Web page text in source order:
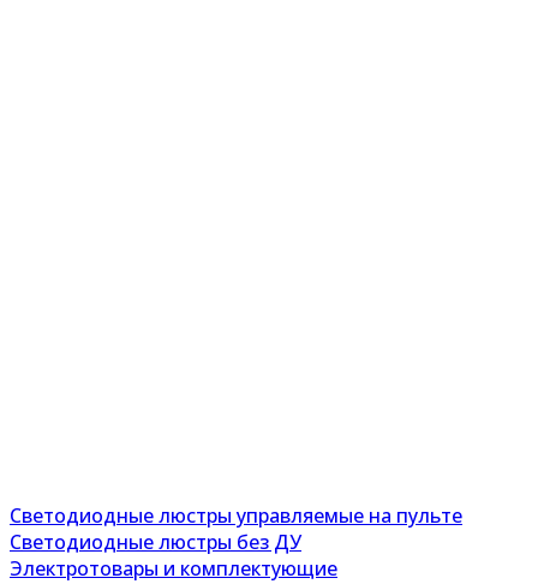
Светодиодные люстры управляемые на пульте
Светодиодные люстры без ДУ
Электротовары и комплектующие